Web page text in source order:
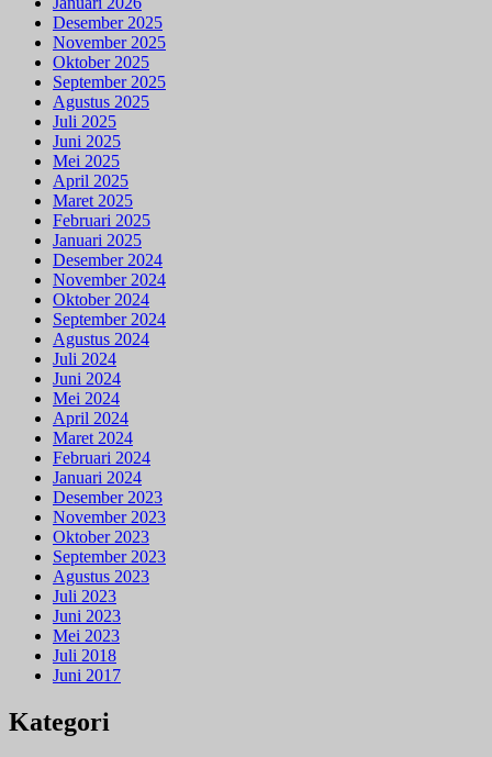
Desember 2025
November 2025
Oktober 2025
September 2025
Agustus 2025
Juli 2025
Juni 2025
Mei 2025
April 2025
Maret 2025
Februari 2025
Januari 2025
Desember 2024
November 2024
Oktober 2024
September 2024
Agustus 2024
Juli 2024
Juni 2024
Mei 2024
April 2024
Maret 2024
Februari 2024
Januari 2024
Desember 2023
November 2023
Oktober 2023
September 2023
Agustus 2023
Juli 2023
Juni 2023
Mei 2023
Juli 2018
Juni 2017
Kategori